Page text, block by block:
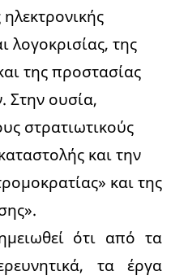
λογοκρισίας, της
της προστασίας
Στην ουσία,
στρατιωτικούς
και την
και της
ότι από τα
τα έργα